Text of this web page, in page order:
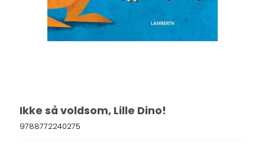
Ikke så voldsom, Lille Dino!
9788772240275